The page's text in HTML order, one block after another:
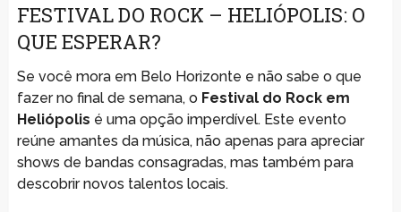
FESTIVAL DO ROCK – HELIÓPOLIS: O
QUE ESPERAR?
Se você mora em Belo Horizonte e não sabe o que
fazer no final de semana, o Festival do Rock em
Heliópolis é uma opção imperdível. Este evento
reúne amantes da música, não apenas para apreciar
shows de bandas consagradas, mas também para
descobrir novos talentos locais.